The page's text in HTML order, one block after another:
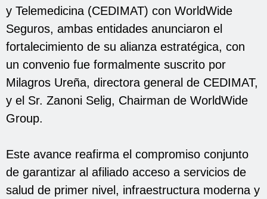
y Telemedicina (CEDIMAT) con WorldWide
Seguros, ambas entidades anunciaron el
fortalecimiento de su alianza estratégica, con
un convenio fue formalmente suscrito por
Milagros Ureña, directora general de CEDIMAT,
y el Sr. Zanoni Selig, Chairman de WorldWide
Group.
Este avance reafirma el compromiso conjunto
de garantizar al afiliado acceso a servicios de
salud de primer nivel, infraestructura moderna y